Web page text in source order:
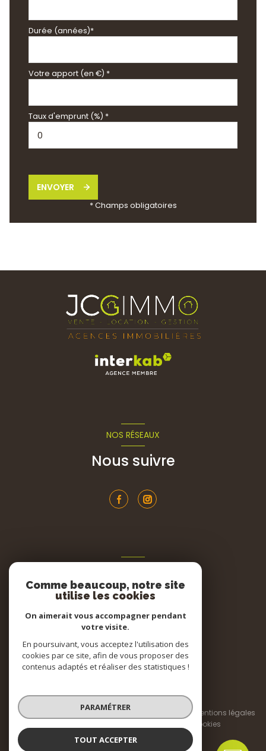
Durée (années)*
Votre apport (en €) *
Taux d'emprunt (%) *
ENVOYER
* Champs obligatoires
NOS RÉSEAUX
Nous suivre
Nous adhérons
© 2026 | Tous droits réservés
Nos honoraires
Nos partenaires
Mentions légales
Cookies
Comme beaucoup, notre site
utilise les cookies
On aimerait vous accompagner pendant
votre visite.
En poursuivant, vous acceptez l'utilisation des
cookies par ce site, afin de vous proposer des
contenus adaptés et réaliser des statistiques !
PARAMÉTRER
TOUT ACCEPTER